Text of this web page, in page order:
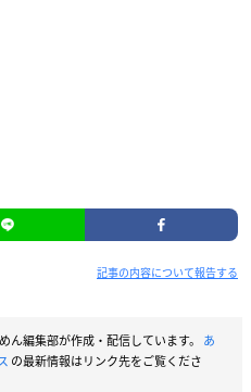
記事の内容について報告する
ん編集部が作成・配信しています。 あ
の最新情報はリンク先をご覧くださ